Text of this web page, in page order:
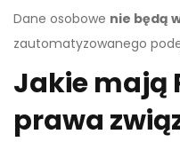
Dane osobowe nie będą
zautomatyzowanego
Jakie mają
prawa